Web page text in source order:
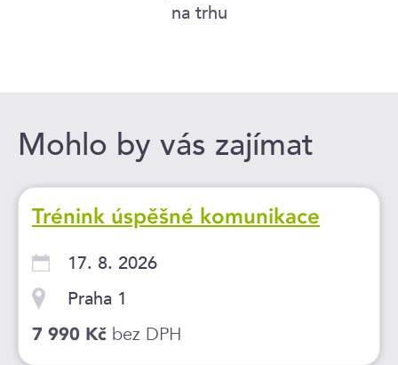
na trhu
Mohlo by vás zajímat
Trénink úspěšné komunikace
17. 8. 2026
Praha 1
7 990 Kč bez DPH